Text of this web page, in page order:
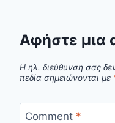
Αφήστε μια
Η ηλ. διεύθυνση σας
πεδία σημειώνονται με
Comment *